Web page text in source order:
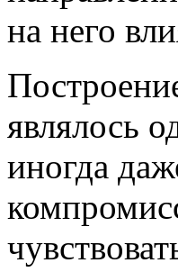
на него
являлось
иногда